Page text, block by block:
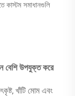
কাস্টম সমাধানগুলি
বেশি উপযুক্ত করে
খাঁটি মোম এবং